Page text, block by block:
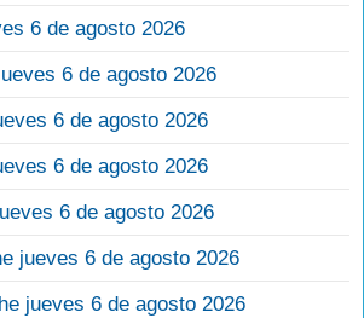
6 de agosto 2026
6 de agosto 2026
6 de agosto 2026
6 de agosto 2026
6 de agosto 2026
jueves 6 de agosto 2026
jueves 6 de agosto 2026